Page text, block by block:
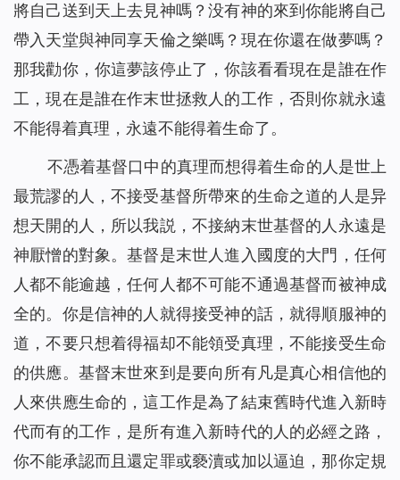
將自己送到天上去見神嗎？没有神的來到你能將自己
帶入天堂與神同享天倫之樂嗎？現在你還在做夢嗎？
那我勸你，你這夢該停止了，你該看看現在是誰在作
工，現在是誰在作末世拯救人的工作，否則你就永遠
不能得着真理，永遠不能得着生命了。
不憑着基督口中的真理而想得着生命的人是世上
最荒謬的人，不接受基督所帶來的生命之道的人是异
想天開的人，所以我説，不接納末世基督的人永遠是
神厭憎的對象。基督是末世人進入國度的大門，任何
人都不能逾越，任何人都不可能不通過基督而被神成
全的。你是信神的人就得接受神的話，就得順服神的
道，不要只想着得福却不能領受真理，不能接受生命
的供應。基督末世來到是要向所有凡是真心相信他的
人來供應生命的，這工作是為了結束舊時代進入新時
代而有的工作，是所有進入新時代的人的必經之路，
你不能承認而且還定罪或褻瀆或加以逼迫，那你定規